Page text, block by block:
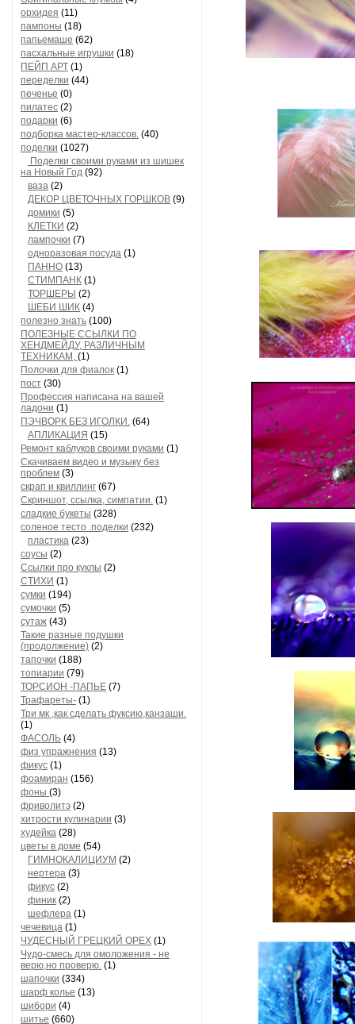
орхидея (11)
пампоны (18)
папьемаше (62)
пасхальные игрушки (18)
ПЕЙП АРТ (1)
переделки (44)
печенье (0)
пилатес (2)
подарки (6)
подборка мастер-классов. (40)
поделки (1027)
Поделки своими руками из шишек
на Новый Год (92)
ваза (2)
ДЕКОР ЦВЕТОЧНЫХ ГОРШКОВ (9)
домики (5)
КЛЕТКИ (2)
лампочки (7)
одноразовая посуда (1)
ПАННО (13)
СТИМПАНК (1)
ТОРШЕРЫ (2)
ШЕБИ ШИК (4)
полезно знать (100)
ПОЛЕЗНЫЕ ССЫЛКИ ПО
ХЕНДМЕЙДУ, РАЗЛИЧНЫМ
ТЕХНИКАМ, (1)
Полочки для фиалок (1)
пост (30)
Профессия написана на вашей
ладони (1)
ПЭЧВОРК БЕЗ ИГОЛКИ. (64)
АПЛИКАЦИЯ (15)
Ремонт каблуков своими руками (1)
Скачиваем видео и музыку без
проблем (3)
скрап и квиллинг (67)
Скриншот, ссылка, симпатии. (1)
сладкие букеты (328)
соленое тесто .поделки (232)
пластика (23)
соусы (2)
Ссылки про куклы (2)
СТИХИ (1)
сумки (194)
сумочки (5)
сутаж (43)
Такие разные подушки
(продолжение) (2)
тапочки (188)
топиарии (79)
ТОРСИОН -ПАПЬЕ (7)
Трафареты- (1)
Три мк ,как сделать фуксию,канзаши.
(1)
ФАСОЛЬ (4)
физ упражнения (13)
фикус (1)
фоамиран (156)
фоны (3)
фриволитэ (2)
хитрости кулинарии (3)
худейка (28)
цветы в доме (54)
ГИМНОКАЛИЦИУМ (2)
нертера (3)
фикус (2)
финик (2)
шефлера (1)
чечевица (1)
ЧУДЕСНЫЙ ГРЕЦКИЙ ОРЕХ (1)
Чудо-смесь для омоложения - не
верю,но проверю. (1)
шапочки (334)
шарф колье (13)
шибори (4)
шитье (660)